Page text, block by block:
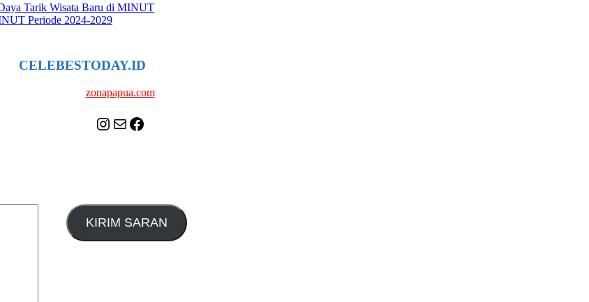
Tarik Wisata Baru di MINUT
Periode 2024-2029
CELEBESTODAY.ID
zonapapua.com
Instagram
MailCelebes Today Social Media
KIRIM SARAN